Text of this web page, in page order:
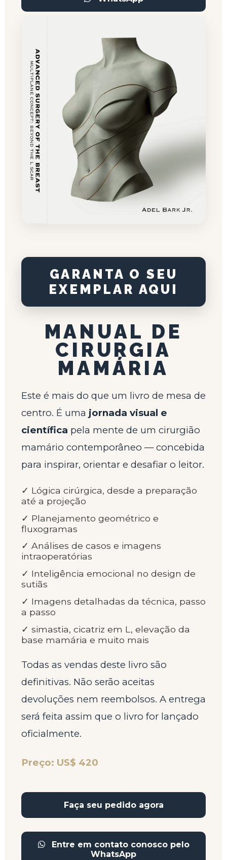
GARANTA O SEU
EXEMPLAR AQUI
MANUAL DE
CIRURGIA
MAMÁRIA
Este é mais do que um livro de mesa de
centro. É uma jornada visual e
científica pela mente de um cirurgião
mamário contemporâneo — concebida
para inspirar, orientar e desafiar o leitor.
✓ Lógica cirúrgica, desde a preparação
até a projeção
✓ Planejamento geométrico e
fluxogramas
✓ Análises de casos e imagens
intraoperatórias
✓ Inteligência emocional no design de
sutiãs
✓ Imagens detalhadas da técnica, passo
a passo
✓ ⁠simastia, cicatriz em L, elevação da
base mamária e muito mais
Todas as vendas deste livro são
definitivas. Não serão aceitas
devoluções nem reembolsos. A entrega
será feita assim que o livro for lançado
oficialmente.
Preço: US$ 420
Faça seu pedido agora
Entre em contato conosco pelo
WhatsApp